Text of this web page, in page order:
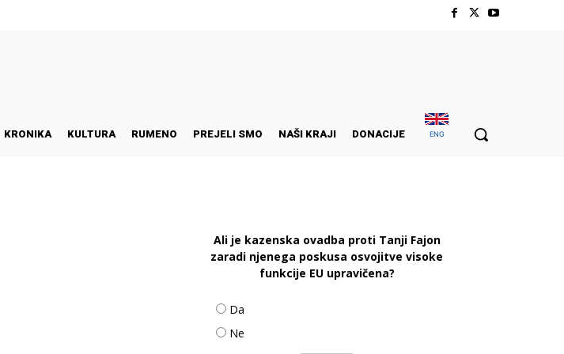
KRONIKA KULTURA RUMENO PREJELI SMO NAŠI KRAJI DONACIJE ENG
Ali je kazenska ovadba proti Tanji Fajon
zaradi njenega poskusa osvojitve visoke
funkcije EU upravičena?
Da
Ne